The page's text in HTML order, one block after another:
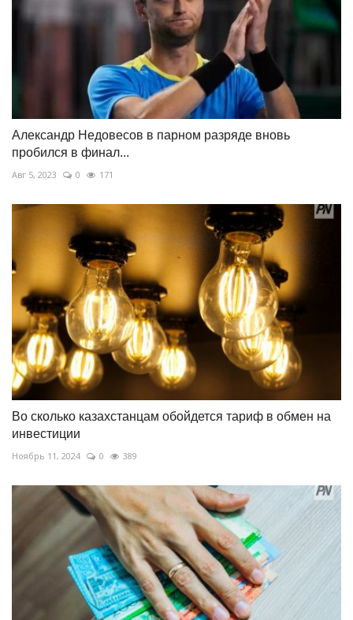
Александр Недовесов в парном разряде вновь
пробился в финал...
Авг 5, 2023 0 171
Во сколько казахстанцам обойдется тариф в обмен на
инвестиции
Ноябрь 11, 2024 0 389